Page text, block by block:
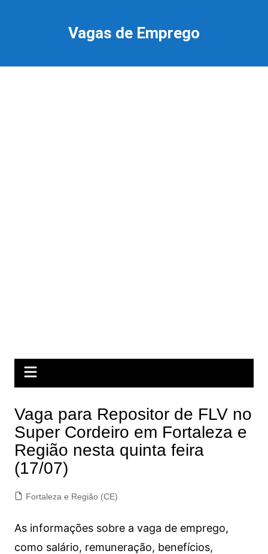
Vagas de Emprego
Vaga para Repositor de FLV no
Super Cordeiro em Fortaleza e
Região nesta quinta feira
(17/07)
Fortaleza e Região (CE)
As informações sobre a vaga de emprego,
como salário, remuneração, benefícios,